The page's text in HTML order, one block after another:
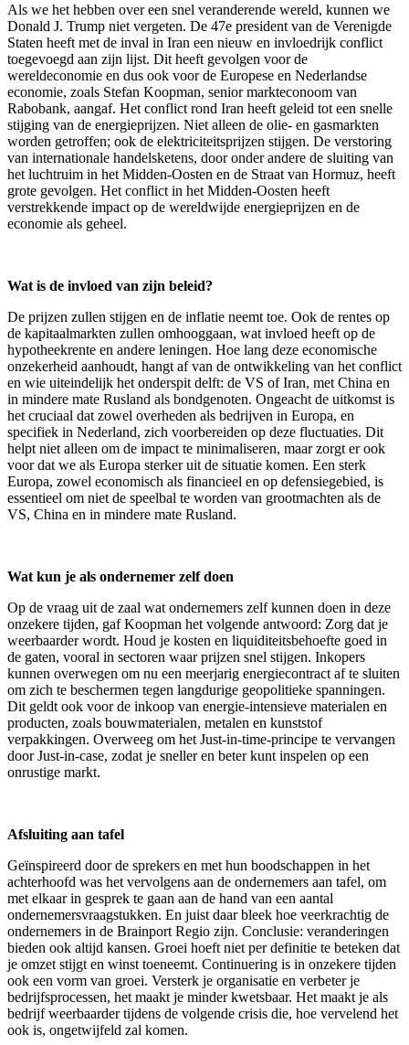
Als we het hebben over een snel veranderende wereld, kunnen we
Donald J. Trump niet vergeten. De 47e president van de Verenigde
Staten heeft met de inval in Iran een nieuw en invloedrijk conflict
toegevoegd aan zijn lijst. Dit heeft gevolgen voor de
wereldeconomie en dus ook voor de Europese en Nederlandse
economie, zoals Stefan Koopman, senior markteconoom van
Rabobank, aangaf. Het conflict rond Iran heeft geleid tot een snelle
stijging van de energieprijzen. Niet alleen de olie- en gasmarkten
worden getroffen; ook de elektriciteitsprijzen stijgen. De verstoring
van internationale handelsketens, door onder andere de sluiting van
het luchtruim in het Midden-Oosten en de Straat van Hormuz, heeft
grote gevolgen. Het conflict in het Midden-Oosten heeft
verstrekkende impact op de wereldwijde energieprijzen en de
economie als geheel.
Wat is de invloed van zijn beleid?
De prijzen zullen stijgen en de inflatie neemt toe. Ook de rentes op
de kapitaalmarkten zullen omhooggaan, wat invloed heeft op de
hypotheekrente en andere leningen. Hoe lang deze economische
onzekerheid aanhoudt, hangt af van de ontwikkeling van het conflict
en wie uiteindelijk het onderspit delft: de VS of Iran, met China en
in mindere mate Rusland als bondgenoten. Ongeacht de uitkomst is
het cruciaal dat zowel overheden als bedrijven in Europa, en
specifiek in Nederland, zich voorbereiden op deze fluctuaties. Dit
helpt niet alleen om de impact te minimaliseren, maar zorgt er ook
voor dat we als Europa sterker uit de situatie komen. Een sterk
Europa, zowel economisch als financieel en op defensiegebied, is
essentieel om niet de speelbal te worden van grootmachten als de
VS, China en in mindere mate Rusland.
Wat kun je als ondernemer zelf doen
Op de vraag uit de zaal wat ondernemers zelf kunnen doen in deze
onzekere tijden, gaf Koopman het volgende antwoord: Zorg dat je
weerbaarder wordt. Houd je kosten en liquiditeitsbehoefte goed in
de gaten, vooral in sectoren waar prijzen snel stijgen. Inkopers
kunnen overwegen om nu een meerjarig energiecontract af te sluiten
om zich te beschermen tegen langdurige geopolitieke spanningen.
Dit geldt ook voor de inkoop van energie-intensieve materialen en
producten, zoals bouwmaterialen, metalen en kunststof
verpakkingen. Overweeg om het Just-in-time-principe te vervangen
door Just-in-case, zodat je sneller en beter kunt inspelen op een
onrustige markt.
Afsluiting aan tafel
Geïnspireerd door de sprekers en met hun boodschappen in het
achterhoofd was het vervolgens aan de ondernemers aan tafel, om
met elkaar in gesprek te gaan aan de hand van een aantal
ondernemersvraagstukken. En juist daar bleek hoe veerkrachtig de
ondernemers in de Brainport Regio zijn. Conclusie: veranderingen
bieden ook altijd kansen. Groei hoeft niet per definitie te beteken dat
je omzet stijgt en winst toeneemt. Continuering is in onzekere tijden
ook een vorm van groei. Versterk je organisatie en verbeter je
bedrijfsprocessen, het maakt je minder kwetsbaar. Het maakt je als
bedrijf weerbaarder tijdens de volgende crisis die, hoe vervelend het
ook is, ongetwijfeld zal komen.